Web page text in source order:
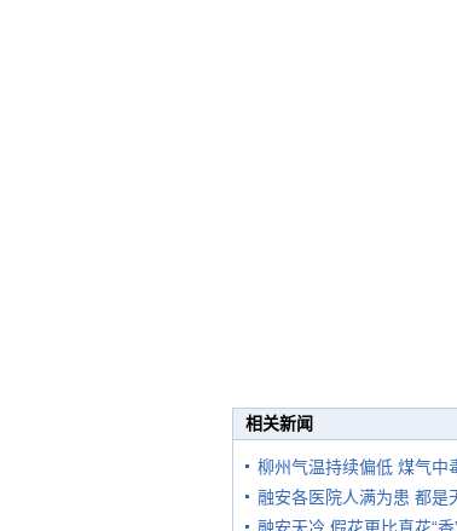
相关新闻
柳州气温持续偏低 煤气中
融安各医院人满为患 都是